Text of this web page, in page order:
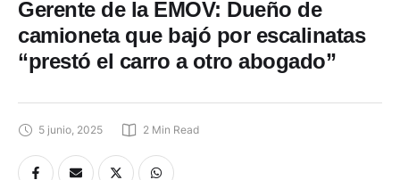
Gerente de la EMOV: Dueño de
camioneta que bajó por escalinatas
“prestó el carro a otro abogado”
5 junio, 2025 2 Min Read